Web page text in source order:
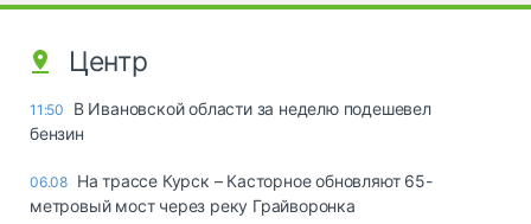
Центр
11:50
В Ивановской области за неделю подешевел
бензин
06.08 На трассе Курск – Касторное обновляют 65-
метровый мост через реку Грайворонка